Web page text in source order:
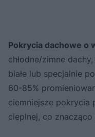
Pokrycia dachowe o
chłodne/zimne
białe lub specjalnie
60-85%
ciemniejsze pokrycia
cieplnej, co